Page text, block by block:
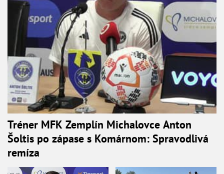
Tréner MFK Zemplín Michalovce Anton
Šoltis po zápase s Komárnom: Spravodlivá
remíza